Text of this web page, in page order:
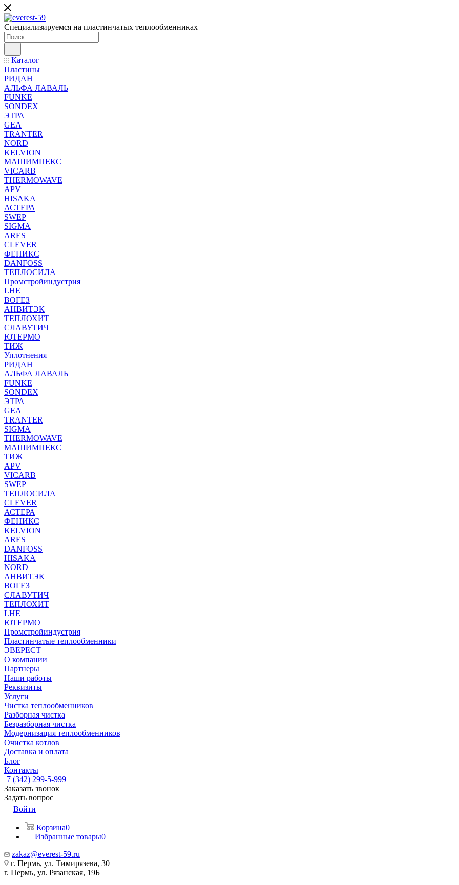
Специализируемся на пластинчатых теплообменниках
Каталог
Пластины
РИДАН
АЛЬФА ЛАВАЛЬ
FUNKE
SONDEX
ЭТРА
GEA
TRANTER
NORD
KELVION
МАШИМПЕКС
VICARB
THERMOWAVE
APV
HISAKA
АСТЕРА
SWEP
SIGMA
ARES
CLEVER
ФЕНИКС
DANFOSS
ТЕПЛОСИЛА
Промстройиндустрия
LHE
ВОГЕЗ
АНВИТЭК
ТЕПЛОХИТ
СЛАВУТИЧ
ЮТЕРМО
ТИЖ
Уплотнения
РИДАН
АЛЬФА ЛАВАЛЬ
FUNKE
SONDEX
ЭТРА
GEA
TRANTER
SIGMA
THERMOWAVE
МАШИМПЕКС
ТИЖ
APV
VICARB
SWEP
ТЕПЛОСИЛА
CLEVER
АСТЕРА
ФЕНИКС
KELVION
ARES
DANFOSS
HISAKA
NORD
АНВИТЭК
ВОГЕЗ
СЛАВУТИЧ
ТЕПЛОХИТ
LHE
ЮТЕРМО
Промстройиндустрия
Пластинчатые теплообменники
ЭВЕРЕСТ
О компании
Партнеры
Наши работы
Реквизиты
Услуги
Чистка теплообменников
Разборная чистка
Безразборная чистка
Модернизация теплообменников
Очистка котлов
Доставка и оплата
Блог
Контакты
7 (342) 299-5-999
Заказать звонок
Задать вопрос
Войти
Корзина0
Избранные товары0
zakaz@everest-59.ru
г. Пермь, ул. Тимирязева, 30
г. Пермь, ул. Рязанская, 19Б